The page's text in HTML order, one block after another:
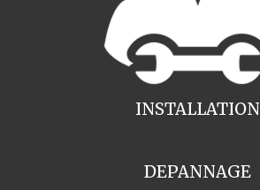
INSTALLATION
DEPANNAGE